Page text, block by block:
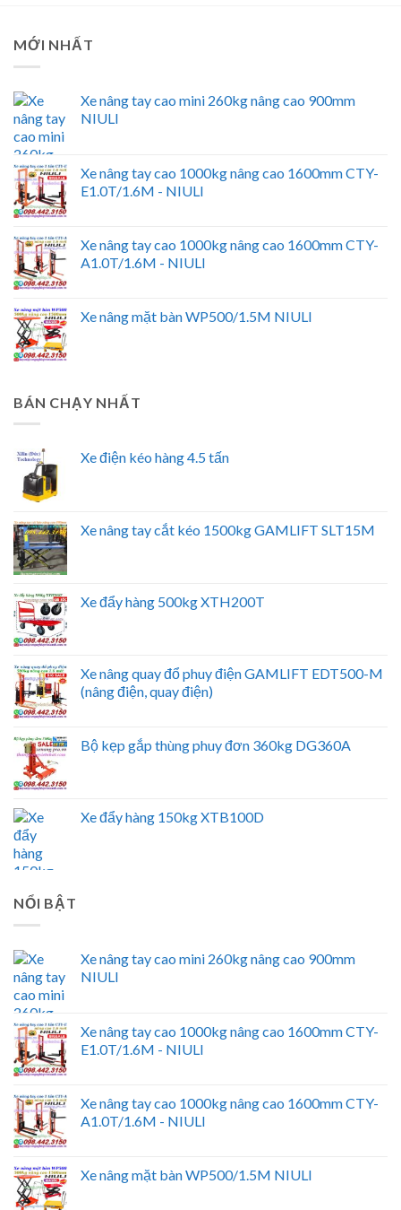
MỚI NHẤT
Xe nâng tay cao mini 260kg nâng cao 900mm
NIULI
Xe nâng tay cao 1000kg nâng cao 1600mm CTY-
E1.0T/1.6M - NIULI
Xe nâng tay cao 1000kg nâng cao 1600mm CTY-
A1.0T/1.6M - NIULI
Xe nâng mặt bàn WP500/1.5M NIULI
BÁN CHẠY NHẤT
Xe điện kéo hàng 4.5 tấn
Xe nâng tay cắt kéo 1500kg GAMLIFT SLT15M
Xe đẩy hàng 500kg XTH200T
Xe nâng quay đổ phuy điện GAMLIFT EDT500-M
(nâng điện, quay điện)
Bộ kẹp gắp thùng phuy đơn 360kg DG360A
Xe đẩy hàng 150kg XTB100D
NỔI BẬT
Xe nâng tay cao mini 260kg nâng cao 900mm
NIULI
Xe nâng tay cao 1000kg nâng cao 1600mm CTY-
E1.0T/1.6M - NIULI
Xe nâng tay cao 1000kg nâng cao 1600mm CTY-
A1.0T/1.6M - NIULI
Xe nâng mặt bàn WP500/1.5M NIULI